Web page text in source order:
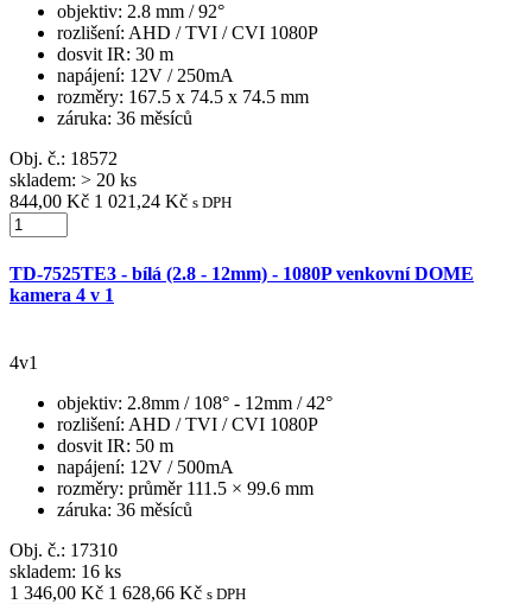
objektiv: 2.8 mm / 92°
rozlišení: AHD / TVI / CVI 1080P
dosvit IR: 30 m
napájení: 12V / 250mA
rozměry: 167.5 x 74.5 x 74.5 mm
záruka: 36 měsíců
Obj. č.: 18572
skladem: > 20 ks
844,00 Kč 1 021,24 Kč s DPH
TD-7525TE3 - bílá (2.8 - 12mm) - 1080P venkovní DOME
kamera 4 v 1
4v1
objektiv: 2.8mm / 108° - 12mm / 42°
rozlišení: AHD / TVI / CVI 1080P
dosvit IR: 50 m
napájení: 12V / 500mA
rozměry: průměr 111.5 × 99.6 mm
záruka: 36 měsíců
Obj. č.: 17310
skladem: 16 ks
1 346,00 Kč 1 628,66 Kč s DPH